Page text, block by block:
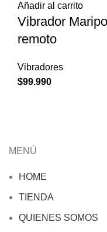
Añadir al carrito
Vibrador
remoto
Vibradores
$99.990
MENÚ
HOME
TIENDA
QUIENES SOMOS